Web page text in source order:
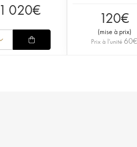
1 020€ 120€
(mise à prix)
Prix à l'unité 60€